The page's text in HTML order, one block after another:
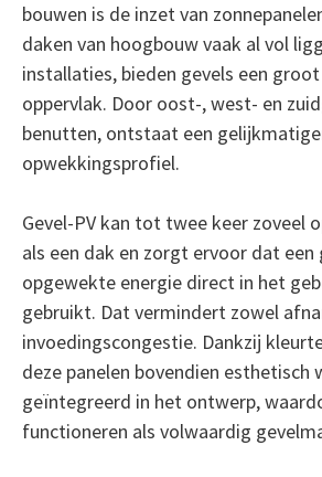
bouwen is de inzet van
daken van hoogbouw vaak al vol
installaties, bieden gevels een
oppervlak. Door oost-, west- en
benutten, ontstaat een
opwekkingsprofiel.
Gevel-PV kan tot twee keer zoveel
als een dak en zorgt ervoor dat
opgewekte energie direct in het
gebruikt. Dat vermindert zowel
invoedingscongestie. Dankzij
deze panelen bovendien esthetisch
geïntegreerd in het ontwerp,
functioneren als volwaardig